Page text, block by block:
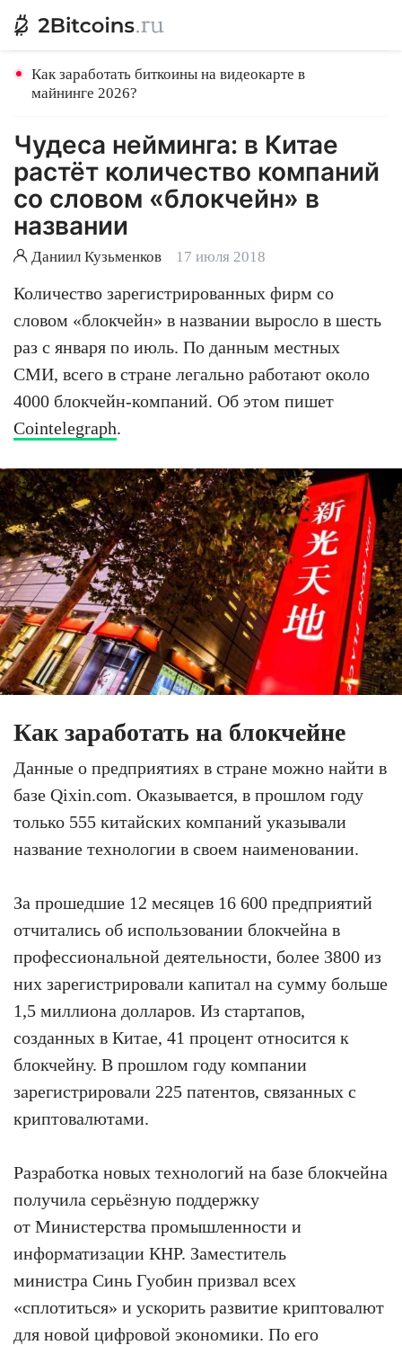
Как заработать биткоины на видеокарте в
майнинге 2026?
Чудеса нейминга: в Китае
растёт количество компаний
со словом «блокчейн» в
названии
Даниил Кузьменков 17 июля 2018
Количество зарегистрированных фирм со
словом «блокчейн» в названии выросло в шесть
раз с января по июль. По данным местных
СМИ, всего в стране легально работают около
4000 блокчейн-компаний. Об этом пишет
Cointelegraph.
Как заработать на блокчейне
Данные о предприятиях в стране можно найти в
базе Qixin.com. Оказывается, в прошлом году
только 555 китайских компаний указывали
название технологии в своем наименовании.
За прошедшие 12 месяцев 16 600 предприятий
отчитались об использовании блокчейна в
профессиональной деятельности, более 3800 из
них зарегистрировали капитал на сумму больше
1,5 миллиона долларов. Из стартапов,
созданных в Китае, 41 процент относится к
блокчейну. В прошлом году компании
зарегистрировали 225 патентов, связанных с
криптовалютами.
Разработка новых технологий на базе блокчейна
получила серьёзную поддержку
от Министерства промышленности и
информатизации КНР. Заместитель
министра Синь Гуобин призвал всех
«сплотиться» и ускорить развитие криптовалют
для новой цифровой экономики. По его